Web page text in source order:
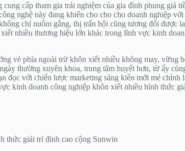
cấp tham gia trải nghiệm của gia đình phung giá
nghệ này đang khiến cho cho cho doanh nghiệp
chỉ nuốm gắng, thị trấn hội cũng tương đối được
nhiều thương hiệu lớn khác trong lĩnh vực kinh
vẻ phía ngoài trừ khôn xiết nhiều không may, vững
thường xuyên khoa, trung tâm huyết hơn, từ ấy
với chiến lược marketing sáng kiến mới mẻ chính
kinh doanh công nghiệp khôn xiết nhiều hình thức